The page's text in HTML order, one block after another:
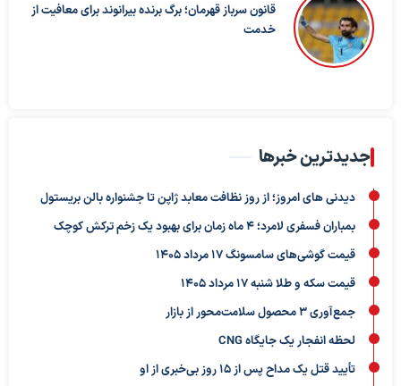
قانون سرباز قهرمان؛ برگ برنده بیرانوند برای معافیت از
خدمت
جدیدترین خبرها
دیدنی های امروز؛ از روز نظافت معابد ژاپن تا جشنواره بالن بریستول
بمباران فسفری لامرد؛ ۴ ماه زمان برای بهبود یک زخم ترکش کوچک
قیمت گوشی‌های سامسونگ 17 مرداد 1405
قیمت سکه و طلا شنبه 17 مرداد 1405
جمع‌آوری ۳ محصول سلامت‌محور از بازار
لحظه انفجار یک جایگاه CNG
تأیید قتل یک مداح پس از ۱۵ روز بی‌خبری از او